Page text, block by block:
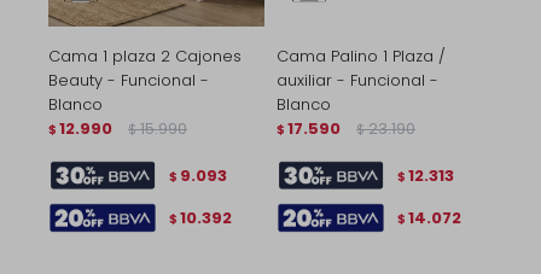
Cama 1 plaza 2 Cajones
Beauty - Funcional -
Blanco
$ 12.990 $ 15.990
$ 9.093
$ 10.392
Cama Palino 1 Plaza /
auxiliar - Funcional -
Blanco
$ 17.590 $ 23.190
$ 12.313
$ 14.072